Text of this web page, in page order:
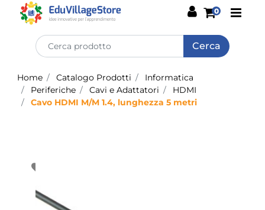
0
Home Catalogo Prodotti
Informatica
Periferiche
Cavi e Adattatori
HDMI
Cavo HDMI M/M 1.4, lunghezza 5 metri